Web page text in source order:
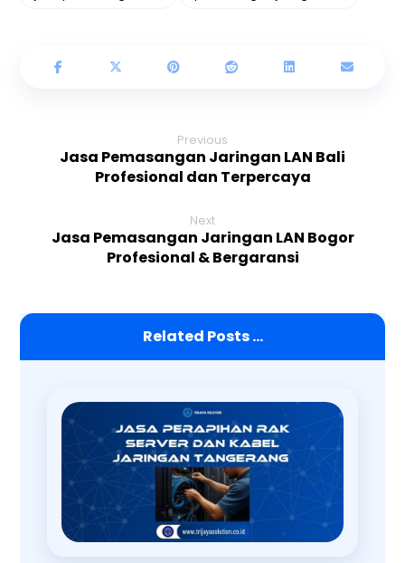
Previous
Jasa Pemasangan Jaringan LAN Bali
Profesional dan Terpercaya
Next
Jasa Pemasangan Jaringan LAN Bogor
Profesional & Bergaransi
Related Posts ...